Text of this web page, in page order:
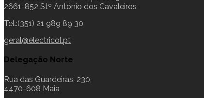
2661-852 Stº António dos Cavaleiros
Tel.:(351) 21 989 89 30
geral@electricol.pt
Delegação Norte
Rua das Guardeiras, 230,
4470-608 Maia